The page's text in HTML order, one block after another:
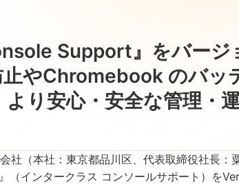
Support』をバージ
やChromebook のバッ
り安心・安全な管理・
（本社：東京都品川区、代表取締役社長：
インタークラス コンソールサポート）を